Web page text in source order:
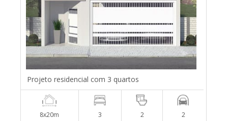
Projeto residencial com 3 quartos
8x20m 3 2 2